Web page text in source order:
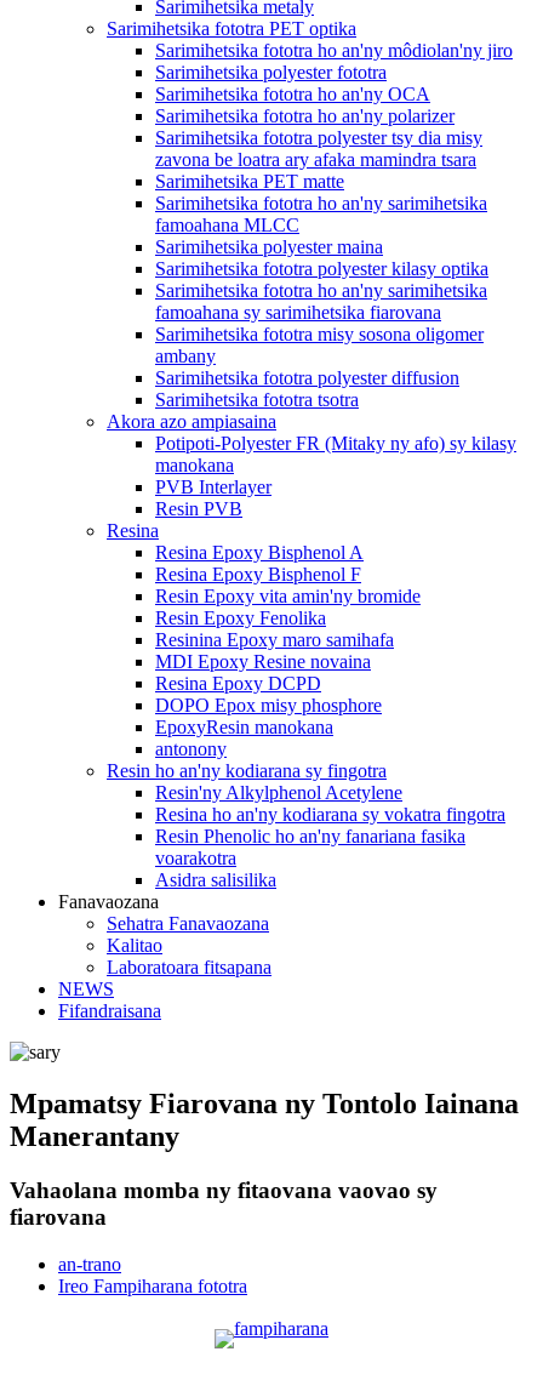
Sarimihetsika metaly
Sarimihetsika fototra PET optika
Sarimihetsika fototra ho an'ny môdiolan'ny jiro
Sarimihetsika polyester fototra
Sarimihetsika fototra ho an'ny OCA
Sarimihetsika fototra ho an'ny polarizer
Sarimihetsika fototra polyester tsy dia misy
zavona be loatra ary afaka mamindra tsara
Sarimihetsika PET matte
Sarimihetsika fototra ho an'ny sarimihetsika
famoahana MLCC
Sarimihetsika polyester maina
Sarimihetsika fototra polyester kilasy optika
Sarimihetsika fototra ho an'ny sarimihetsika
famoahana sy sarimihetsika fiarovana
Sarimihetsika fototra misy sosona oligomer
ambany
Sarimihetsika fototra polyester diffusion
Sarimihetsika fototra tsotra
Akora azo ampiasaina
Potipoti-Polyester FR (Mitaky ny afo) sy kilasy
manokana
PVB Interlayer
Resin PVB
Resina
Resina Epoxy Bisphenol A
Resina Epoxy Bisphenol F
Resin Epoxy vita amin'ny bromide
Resin Epoxy Fenolika
Resinina Epoxy maro samihafa
MDI Epoxy Resine novaina
Resina Epoxy DCPD
DOPO Epox misy phosphore
EpoxyResin manokana
antonony
Resin ho an'ny kodiarana sy fingotra
Resin'ny Alkylphenol Acetylene
Resina ho an'ny kodiarana sy vokatra fingotra
Resin Phenolic ho an'ny fanariana fasika
voarakotra
Asidra salisilika
Fanavaozana
Sehatra Fanavaozana
Kalitao
Laboratoara fitsapana
NEWS
Fifandraisana
Mpamatsy Fiarovana ny Tontolo Iainana
Manerantany
Vahaolana momba ny fitaovana vaovao sy
fiarovana
an-trano
Ireo Fampiharana fototra